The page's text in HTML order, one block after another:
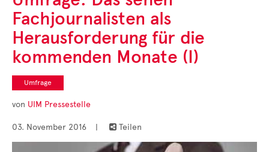
Cases
• Themen-Serien
• Kurzinterviews
Fachjournalisten als
Herausforderung für die
kommenden Monate (I)
Umfrage
von UIM Pressestelle
03. November 2016 |  Teilen